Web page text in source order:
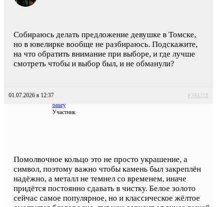
Собираюсь делать предложение девушке в Томске,
но в ювелирке вообще не разбираюсь. Подскажите,
на что обратить внимание при выборе, и где лучше
смотреть чтобы и выбор был, и не обманули?
01.07.2026 в 12:37
#344318
bailey
Участник
Помолвочное кольцо это не просто украшение, а
символ, поэтому важно чтобы камень был закреплён
надёжно, а металл не темнел со временем, иначе
придётся постоянно сдавать в чистку. Белое золото
сейчас самое популярное, но и классическое жёлтое